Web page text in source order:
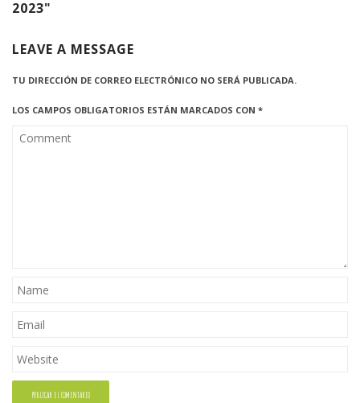
2023"
LEAVE A MESSAGE
TU DIRECCIÓN DE CORREO ELECTRÓNICO NO SERÁ PUBLICADA.
LOS CAMPOS OBLIGATORIOS ESTÁN MARCADOS CON *